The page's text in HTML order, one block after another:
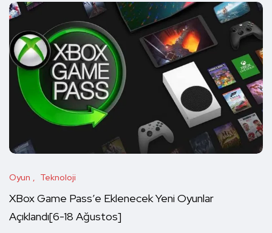
Oyun Teknoloji
XBox Game Pass’e Eklenecek Yeni Oyunlar
Açıklandı[6-18 Ağustos]